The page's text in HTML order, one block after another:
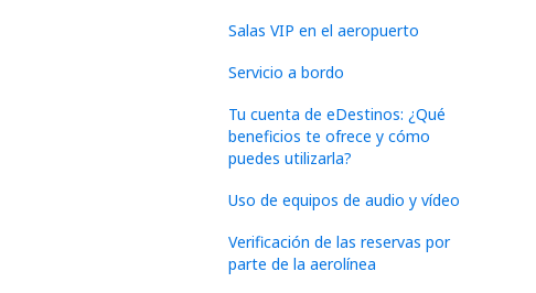
Salas VIP en el aeropuerto
Servicio a bordo
Tu cuenta de eDestinos: ¿Qué
beneficios te ofrece y cómo
puedes utilizarla?
Uso de equipos de audio y vídeo
Verificación de las reservas por
parte de la aerolínea